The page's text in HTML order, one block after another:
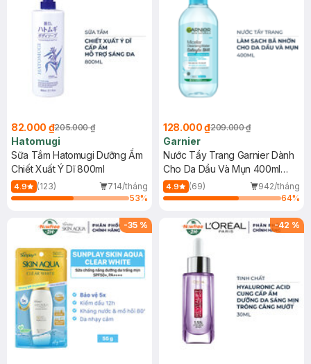
82.000 ₫205.000 ₫
Hatomugi
Sữa Tắm Hatomugi Dưỡng Ẩm
Chiết Xuất Ý Dĩ 800ml
4.9 (123)
714/tháng
53%
128.000 ₫209.000 ₫
Garnier
Nước Tẩy Trang Garnier Dành
Cho Da Dầu Và Mụn 400ml
(Mới)
4.9 (69)
942/tháng
64%
-35 % -42 %